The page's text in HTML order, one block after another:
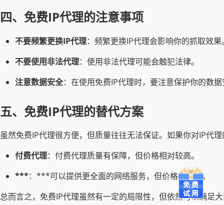
四、免费IP代理的注意事项
不要频繁更换IP代理：频繁更换IP代理会影响你的抓取效果
不要使用非法代理：使用非法代理可能会触犯法律。
注意数据安全：在使用免费IP代理时，要注意保护你的数
五、免费IP代理的替代方案
虽然免费IP代理很方便，但质量往往无法保证。如果你对IP代
付费代理：付费代理质量有保障，但价格相对较高。
***：***可以提供更全面的网络服务，但价格也不菲。
总而言之，免费IP代理虽然有一定的局限性，但依然可以满足